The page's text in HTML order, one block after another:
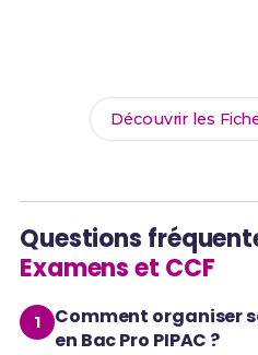
Découvrir les
Questions
Examens et CCF
Comment organiser
en Bac Pro PIPAC ?